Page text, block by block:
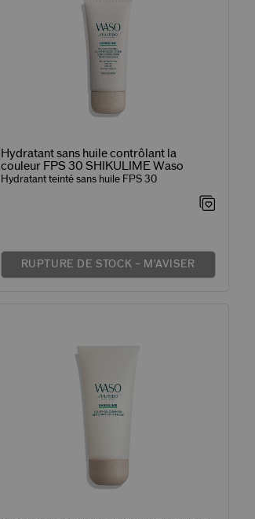
Hydratant sans huile contrôlant la
couleur FPS 30 SHIKULIME Waso
Hydratant teinté sans huile FPS 30
RUPTURE DE STOCK – M'AVISER